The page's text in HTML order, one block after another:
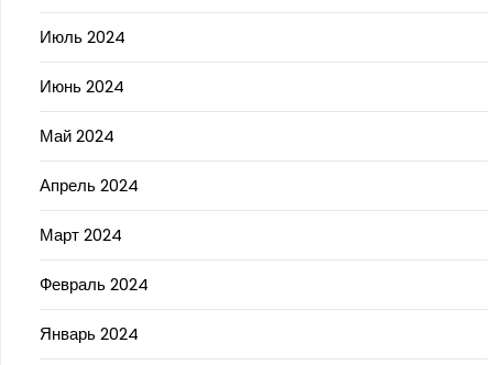
Июль 2024
Июнь 2024
Май 2024
Апрель 2024
Март 2024
Февраль 2024
Январь 2024